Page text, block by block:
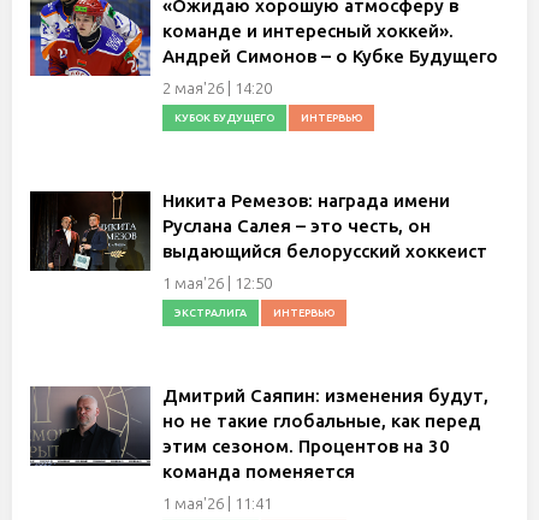
«Ожидаю хорошую атмосферу в
команде и интересный хоккей».
Андрей Симонов – о Кубке Будущего
2 мая'26 | 14:20
КУБОК БУДУЩЕГО ИНТЕРВЬЮ
Никита Ремезов: награда имени
Руслана Салея – это честь, он
выдающийся белорусский хоккеист
1 мая'26 | 12:50
ЭКСТРАЛИГА ИНТЕРВЬЮ
Дмитрий Саяпин: изменения будут,
но не такие глобальные, как перед
этим сезоном. Процентов на 30
команда поменяется
1 мая'26 | 11:41